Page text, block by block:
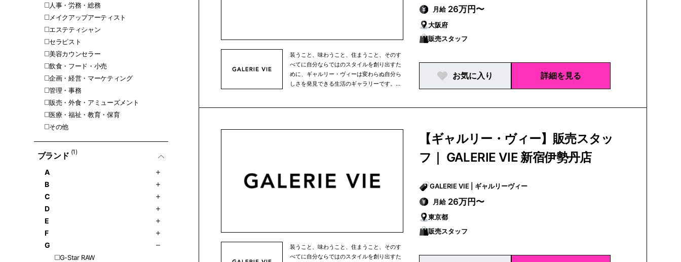
人事・労務・総務
メイクアップアーティスト
エステティシャン
セラピスト
美容カウンセラー
飲食・フード・小売
企画・経営・マーケティング
管理・事務
販売・外食・アミューズメント
医療・福祉・教育・保育
その他
ブランド (1)
A
B
C
D
E
F
G
G-Star RAW
装うこと、味わうこと、住まうこと、そのす
べてに自分ならではのスタイルを創り出すた
めに、ギャルリー・ヴィーは変わらぬ自分ら
しさを発見できる生活のギャラリーです。余
旅を楽しむような個性的なグッズ、イマジネ
月給 26万円〜
大阪府
販売スタッフ
お気に入り 詳細を見る
装うこと、味わうこと、住まうこと、そのす
べてに自分ならではのスタイルを創り出すた
【ギャルリー・ヴィー】販売スタッ
フ｜ GALERIE VIE 新宿伊勢丹店
GALERIE VIE | ギャルリーヴィー
月給 26万円〜
東京都
販売スタッフ